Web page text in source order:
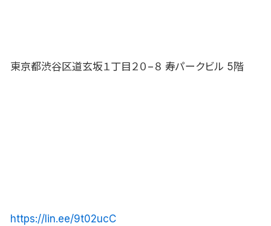
東京都渋谷区道玄坂１丁目２０−８ 寿パークビル 5階
https://lin.ee/9t02ucC